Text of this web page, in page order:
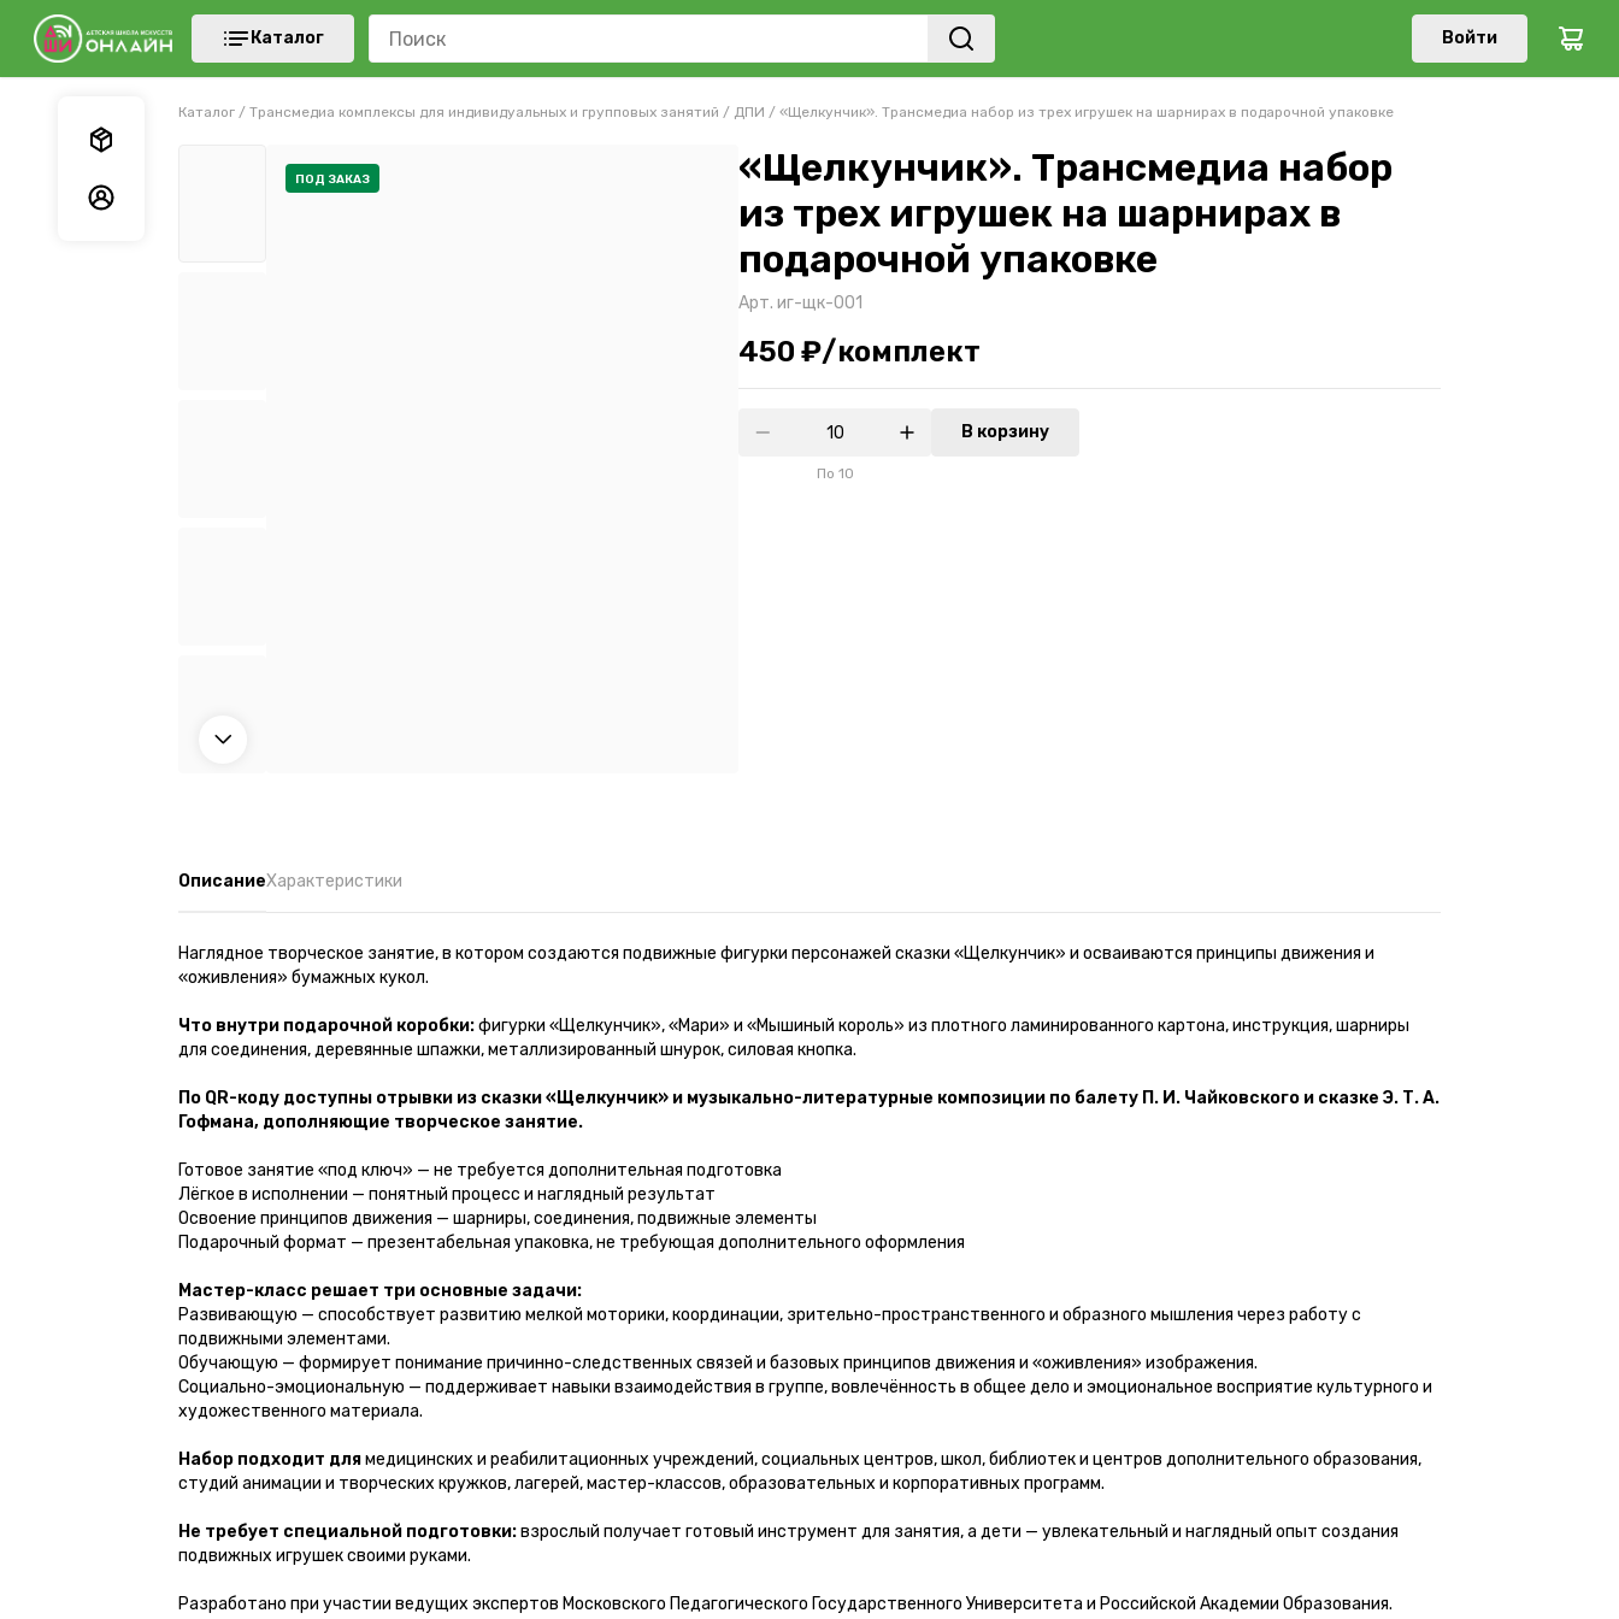
Каталог Войти
Каталог / Трансмедиа комплексы для индивидуальных и групповых занятий / ДПИ / «Щелкунчик». Трансмедиа набор из трех игрушек на шарнирах в подарочной упаковке
ПОД ЗАКАЗ
«Щелкунчик». Трансмедиа набор
из трех игрушек на шарнирах в
подарочной упаковке
Арт. иг-щк-001
450 ₽/комплект
По 10
В корзину
ОписаниеХарактеристики
Наглядное творческое занятие, в котором создаются подвижные фигурки персонажей сказки «Щелкунчик» и осваиваются принципы движения и
«оживления» бумажных кукол.
Что внутри подарочной коробки:фигурки «Щелкунчик», «Мари» и «Мышиный король» из плотного ламинированного картона, инструкция, шарниры
для соединения, деревянные шпажки, металлизированный шнурок, силовая кнопка.
По QR-коду доступны отрывки из сказки «Щелкунчик» и музыкально-литературные композиции по балету П. И. Чайковского и сказке Э. Т. А.
Гофмана, дополняющие творческое занятие.
Готовое занятие «под ключ» — не требуется дополнительная подготовка
Лёгкое в исполнении — понятный процесс и наглядный результат
Освоение принципов движения — шарниры, соединения, подвижные элементы
Подарочный формат — презентабельная упаковка, не требующая дополнительного оформления
Мастер-класс решает три основные задачи:
Развивающую — способствует развитию мелкой моторики, координации, зрительно-пространственного и образного мышления через работу с
подвижными элементами.
Обучающую — формирует понимание причинно-следственных связей и базовых принципов движения и «оживления» изображения.
Социально-эмоциональную — поддерживает навыки взаимодействия в группе, вовлечённость в общее дело и эмоциональное восприятие культурного и
художественного материала.
Набор подходит длямедицинских и реабилитационных учреждений, социальных центров, школ, библиотек и центров дополнительного образования,
студий анимации и творческих кружков, лагерей, мастер-классов, образовательных и корпоративных программ.
Не требует специальной подготовки:взрослый получает готовый инструмент для занятия, а дети — увлекательный и наглядный опыт создания
подвижных игрушек своими руками.
Разработано при участии ведущих экспертов Московского Педагогического Государственного Университета и Российской Академии Образования.